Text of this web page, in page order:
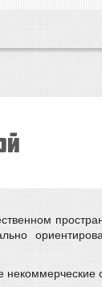
некоммерческие